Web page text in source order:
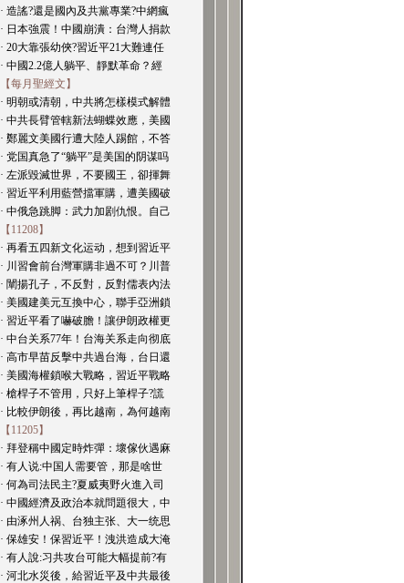
· 造謠?還是國內及共黨專業?中網瘋
· 日本強震！中國崩潰：台灣人捐款
· 20大靠張幼俠?習近平21大難連任
· 中國2.2億人躺平、靜默革命？經
【每月聖經文】
· 明朝或清朝，中共將怎樣模式解體
· 中共長臂管轄新法蝴蝶效應，美國
· 鄭麗文美國行遭大陸人踢館，不答
· 党国真急了“躺平”是美国的阴谋吗
· 左派毀滅世界，不要國王，卻揮舞
· 習近平利用藍營擋軍購，遭美國破
· 中俄急跳脚：武力加剧仇恨。自己
【11208】
· 再看五四新文化运动，想到習近平
· 川習會前台灣軍購非過不可？川普
· 闡揚孔子，不反對，反對儒表內法
· 美國建美元互換中心，聯手亞洲鎖
· 習近平看了嚇破膽！讓伊朗政權更
· 中台关系77年！台海关系走向彻底
· 高市早苗反擊中共過台海，台日還
· 美國海權鎖喉大戰略，習近平戰略
· 槍桿子不管用，只好上筆桿子?謊
· 比較伊朗後，再比越南，為何越南
【11205】
· 拜登稱中國定時炸彈：壞傢伙遇麻
· 有人说:中国人需要管，那是啥世
· 何為司法民主?夏威夷野火進入司
· 中國經濟及政治本就問題很大，中
· 由涿州人祸、台独主张、大一统思
· 保雄安！保習近平！洩洪造成大淹
· 有人說:习共攻台可能大幅提前?有
· 河北水災後，給習近平及中共最後